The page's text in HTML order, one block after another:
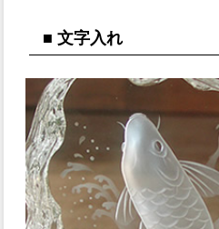
■ 文字入れ